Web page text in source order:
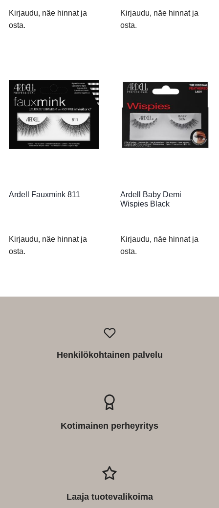
Kirjaudu, näe hinnat ja
osta.
Kirjaudu, näe hinnat ja
osta.
Ardell Fauxmink 811
Kirjaudu, näe hinnat ja
osta.
Ardell Baby Demi
Wispies Black
Kirjaudu, näe hinnat ja
osta.
Henkilökohtainen palvelu
Kotimainen perheyritys
Laaja tuotevalikoima